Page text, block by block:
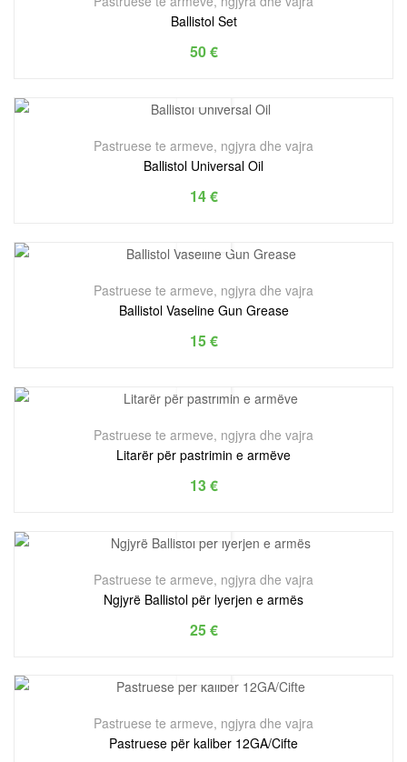
Ballistol Set
50€
Pastruese te armeve, ngjyra dhe vajra
Ballistol Universal Oil
14€
Pastruese te armeve, ngjyra dhe vajra
Ballistol Vaseline Gun Grease
15€
Pastruese te armeve, ngjyra dhe vajra
Litarër për pastrimin e armëve
13€
Pastruese te armeve, ngjyra dhe vajra
Ngjyrë Ballistol për lyerjen e armës
25€
Pastruese te armeve, ngjyra dhe vajra
Pastruese për kaliber 12GA/Cifte